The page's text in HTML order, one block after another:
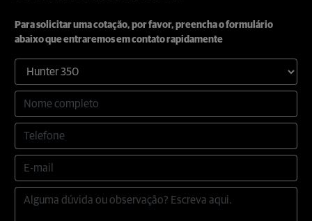
Para solicitar uma cotação, por favor, preencha o formulário
abaixo que entraremos em contato rapidamente